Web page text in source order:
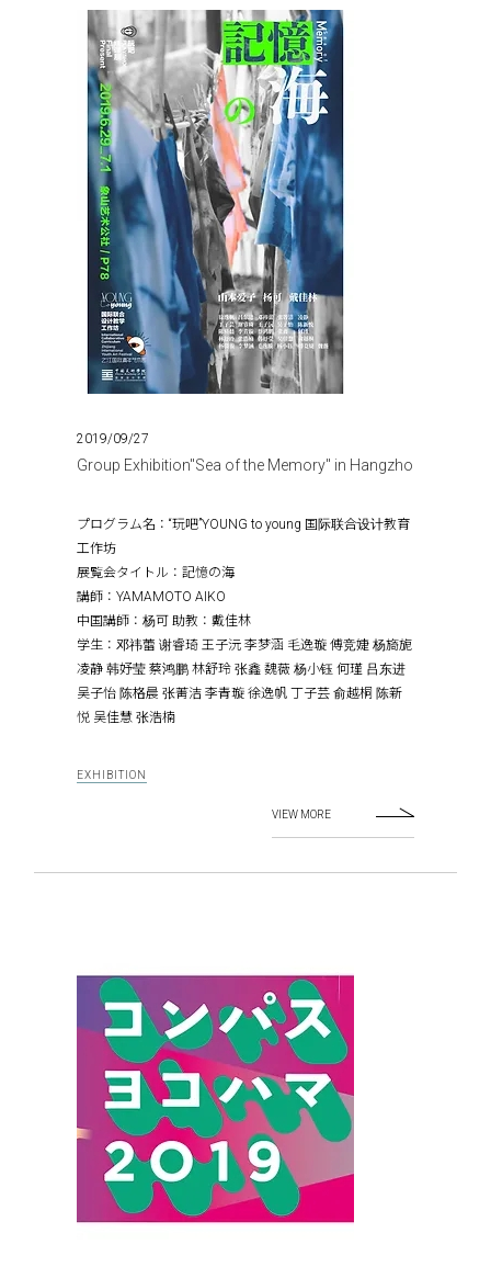
2019/09/27
Group Exhibition"Sea of the Memory" in Hangzho
プログラム名：“玩吧”YOUNG to young 国际联合设计教育
工作坊
展覧会タイトル：記憶の海
講師：YAMAMOTO AIKO
中国講師：杨可 助教：戴佳林
学生：邓祎蕾 谢睿琦 王子沅 李梦涵 毛逸璇 傅竞婕 杨旖旎
凌静 韩妤莹 蔡鸿鹏 林舒玲 张鑫 魏薇 杨小钰 何瑾 吕东进
吴子怡 陈格晨 张菁洁 李青璇 徐逸帆 丁子芸 俞越桐 陈新
悦 吴佳慧 张浩楠
EXHIBITION
VIEW MORE